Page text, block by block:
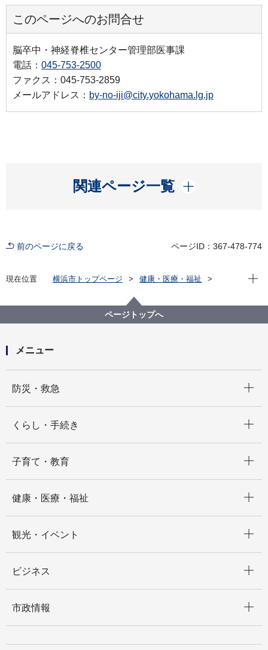
このページへのお問合せ
脳卒中・神経脊椎センター管理部医事課
電話： 045-753-2500
ファクス：045-753-2859
メールアドレス： by-no-iji@city.yokohama.lg.jp
関連ページ一覧
開く
前のページに戻る ページID：367-478-774
現在位置 横浜市トップページ
健康・医療・福祉
横浜市立脳卒中・神経脊椎センター
令和元年度病院指標
現在
ページトップへ
メニュー
防災・救急
くらし・手続き
子育て・教育
健康・医療・福祉
観光・イベント
ビジネス
市政情報